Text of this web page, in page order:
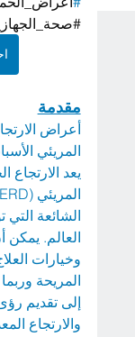
مقدمة
أعراض
المريئي
يعد
الشائعة التي
العالم.
وخيارات
المريحة
إلى تقديم
والارتجاع